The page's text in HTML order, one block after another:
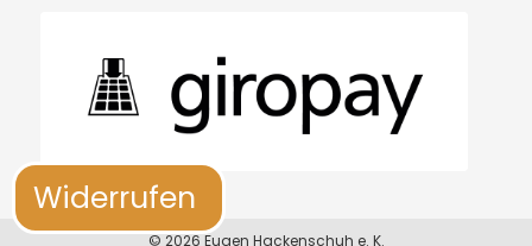
© 2026 Eugen Hackenschuh e. K.
Widerrufen